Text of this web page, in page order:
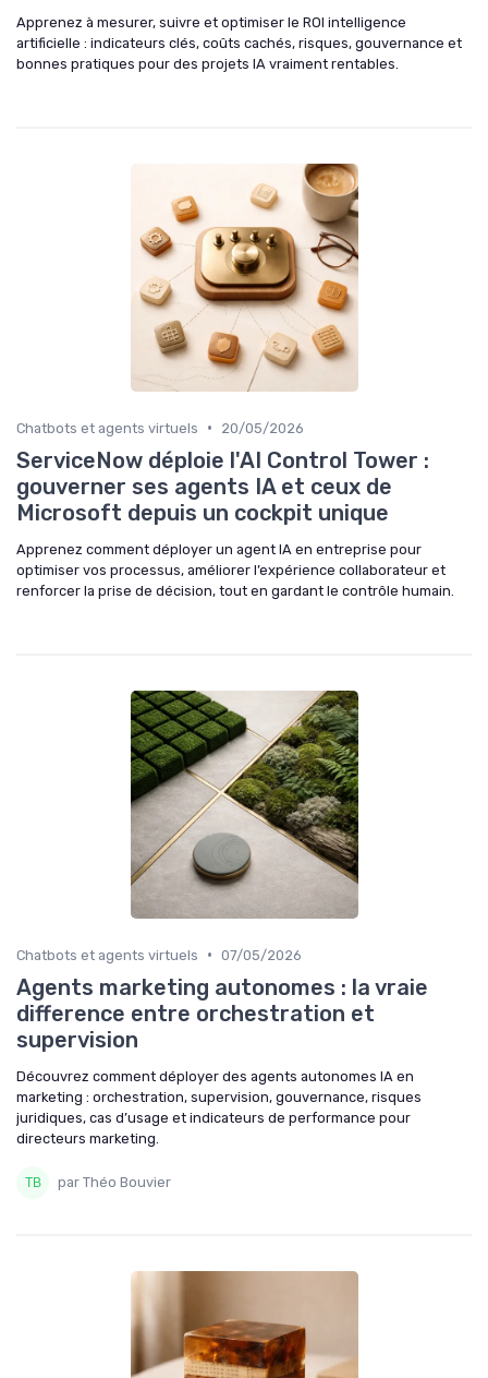
Apprenez à mesurer, suivre et optimiser le ROI intelligence
artificielle : indicateurs clés, coûts cachés, risques, gouvernance et
bonnes pratiques pour des projets IA vraiment rentables.
Chatbots et agents virtuels • 20/05/2026
ServiceNow déploie l'AI Control Tower :
gouverner ses agents IA et ceux de
Microsoft depuis un cockpit unique
Apprenez comment déployer un agent IA en entreprise pour
optimiser vos processus, améliorer l’expérience collaborateur et
renforcer la prise de décision, tout en gardant le contrôle humain.
Chatbots et agents virtuels • 07/05/2026
Agents marketing autonomes : la vraie
difference entre orchestration et
supervision
Découvrez comment déployer des agents autonomes IA en
marketing : orchestration, supervision, gouvernance, risques
juridiques, cas d’usage et indicateurs de performance pour
directeurs marketing.
par Théo Bouvier